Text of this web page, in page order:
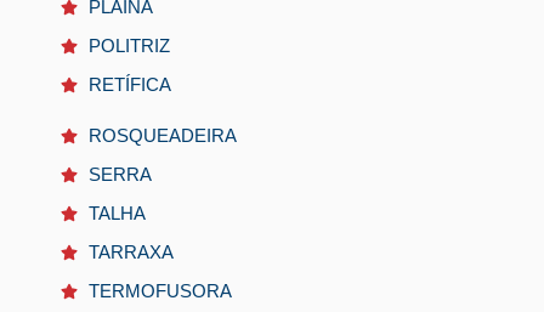
PLAINA
POLITRIZ
RETÍFICA
ROSQUEADEIRA
SERRA
TALHA
TARRAXA
TERMOFUSORA